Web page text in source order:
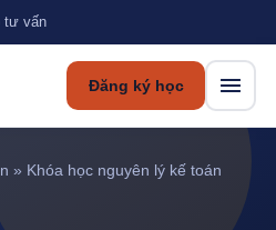
tư vấn
Đăng ký học
» Khóa học nguyên lý kế toán